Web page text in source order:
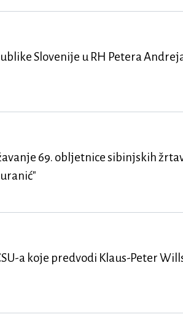
Slovenije u RH Petera
69. obljetnice sibinjskih
a koje predvodi Klaus-Peter